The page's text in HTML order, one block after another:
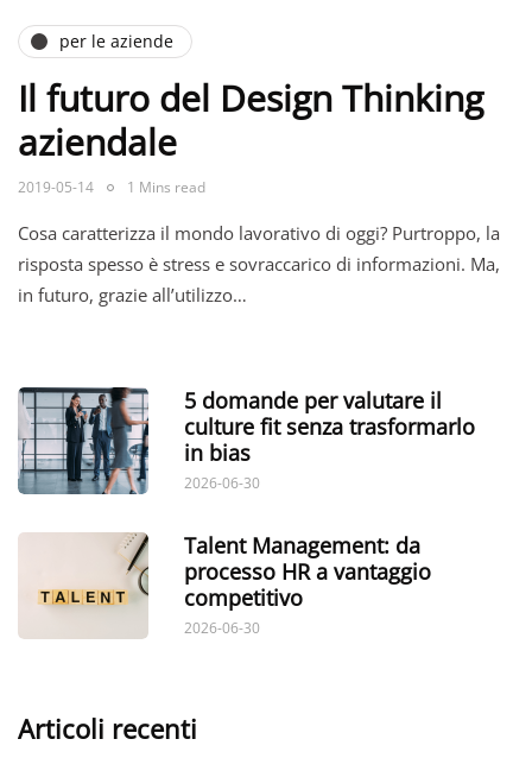
per le aziende
Il futuro del Design Thinking
aziendale
2019-05-14 1 Mins read
Cosa caratterizza il mondo lavorativo di oggi? Purtroppo, la
risposta spesso è stress e sovraccarico di informazioni. Ma,
in futuro, grazie all’utilizzo…
5 domande per valutare il
culture fit senza trasformarlo
in bias
2026-06-30
Talent Management: da
processo HR a vantaggio
competitivo
2026-06-30
Articoli recenti